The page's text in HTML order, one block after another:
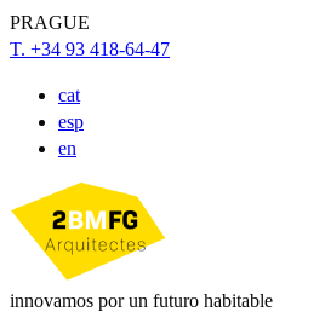
PRAGUE
T. +34 93 418-64-47
cat
esp
en
innovamos por un futuro habitable